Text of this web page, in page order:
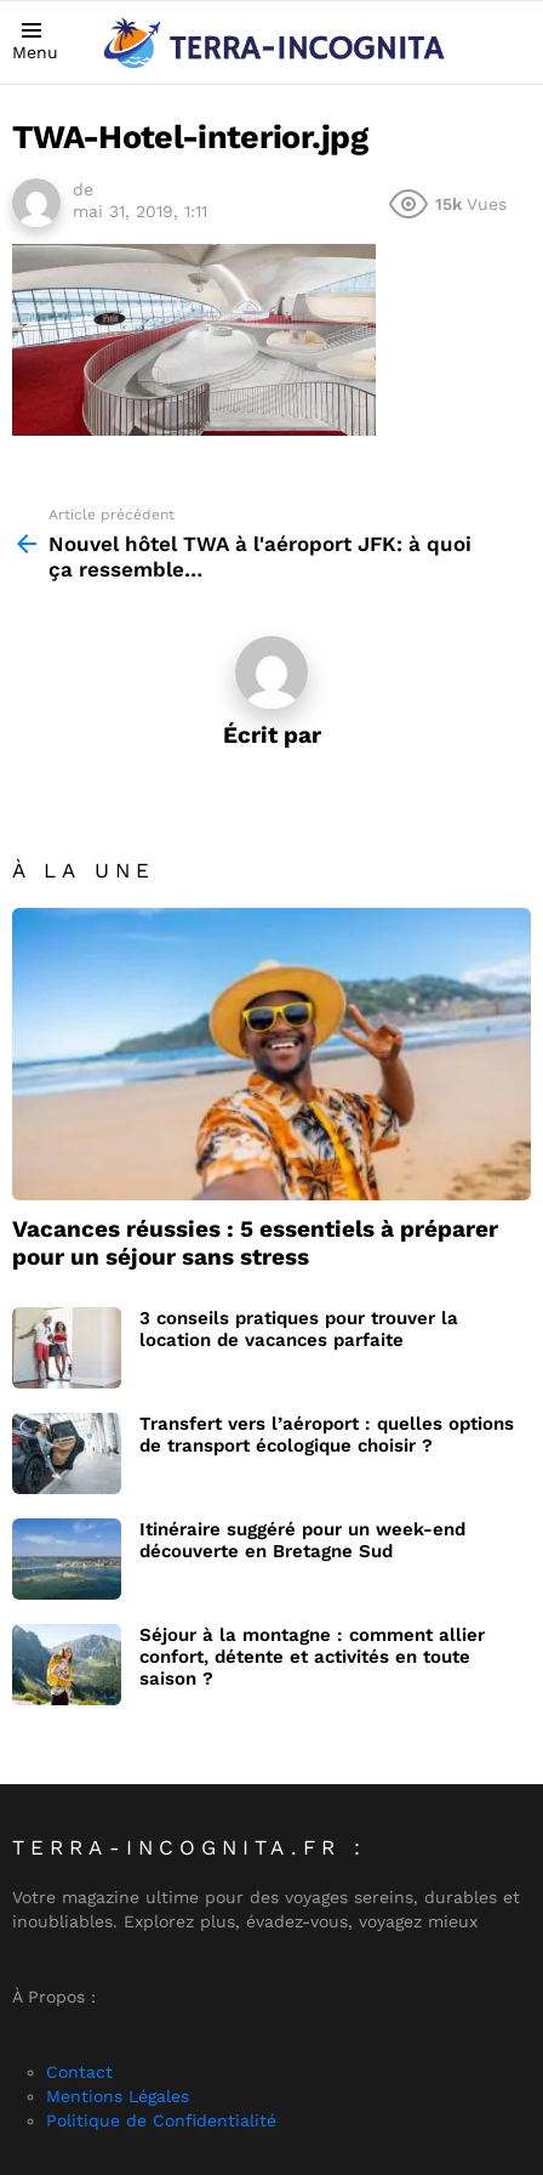
Menu
TWA-Hotel-interior.jpg
de
mai 31, 2019, 1:11
15k Vues
more
Article précédent
Nouvel hôtel TWA à l'aéroport JFK: à quoi
ça ressemble…
Écrit par
À LA UNE
Vacances réussies : 5 essentiels à préparer
pour un séjour sans stress
3 conseils pratiques pour trouver la
location de vacances parfaite
Transfert vers l’aéroport : quelles options
de transport écologique choisir ?
Itinéraire suggéré pour un week-end
découverte en Bretagne Sud
Séjour à la montagne : comment allier
confort, détente et activités en toute
saison ?
TERRA-INCOGNITA.FR :
Votre magazine ultime pour des voyages sereins, durables et
inoubliables. Explorez plus, évadez-vous, voyagez mieux
À Propos :
Contact
Mentions Légales
Politique de Confidentialité